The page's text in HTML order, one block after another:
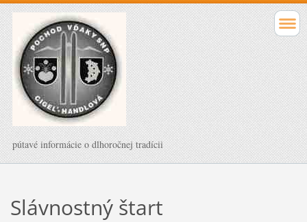
pútavé informácie o dlhoročnej tradícii
Slávnostný štart